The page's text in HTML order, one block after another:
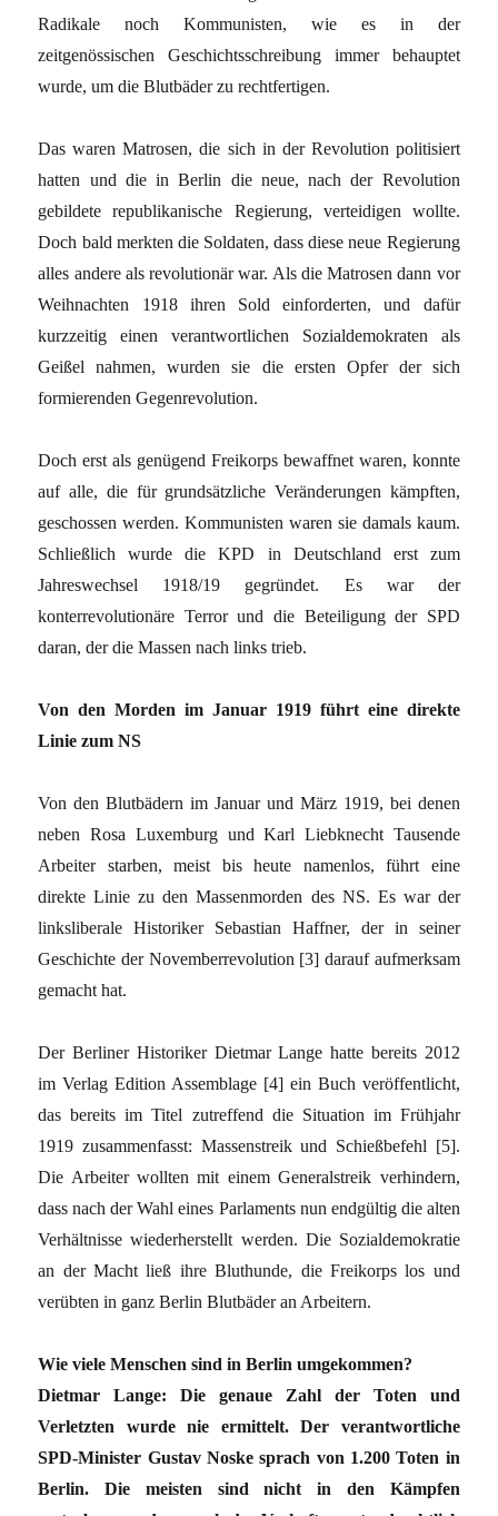
Radikale noch Kommunisten, wie es in der
zeitgenössischen Geschichtsschreibung immer behauptet
wurde, um die Blutbäder zu rechtfertigen.
Das waren Matrosen, die sich in der Revolution politisiert
hatten und die in Berlin die neue, nach der Revolution
gebildete republikanische Regierung, verteidigen wollte.
Doch bald merkten die Soldaten, dass diese neue Regierung
alles andere als revolutionär war. Als die Matrosen dann vor
Weihnachten 1918 ihren Sold einforderten, und dafür
kurzzeitig einen verantwortlichen Sozialdemokraten als
Geißel nahmen, wurden sie die ersten Opfer der sich
formierenden Gegenrevolution.
Doch erst als genügend Freikorps bewaffnet waren, konnte
auf alle, die für grundsätzliche Veränderungen kämpften,
geschossen werden. Kommunisten waren sie damals kaum.
Schließlich wurde die KPD in Deutschland erst zum
Jahreswechsel 1918/19 gegründet. Es war der
konterrevolutionäre Terror und die Beteiligung der SPD
daran, der die Massen nach links trieb.
Von den Morden im Januar 1919 führt eine direkte
Linie zum NS
Von den Blutbädern im Januar und März 1919, bei denen
neben Rosa Luxemburg und Karl Liebknecht Tausende
Arbeiter starben, meist bis heute namenlos, führt eine
direkte Linie zu den Massenmorden des NS. Es war der
linksliberale Historiker Sebastian Haffner, der in seiner
Geschichte der Novemberrevolution [3] darauf aufmerksam
gemacht hat.
Der Berliner Historiker Dietmar Lange hatte bereits 2012
im Verlag Edition Assemblage [4] ein Buch veröffentlicht,
das bereits im Titel zutreffend die Situation im Frühjahr
1919 zusammenfasst: Massenstreik und Schießbefehl [5].
Die Arbeiter wollten mit einem Generalstreik verhindern,
dass nach der Wahl eines Parlaments nun endgültig die alten
Verhältnisse wiederherstellt werden. Die Sozialdemokratie
an der Macht ließ ihre Bluthunde, die Freikorps los und
verübten in ganz Berlin Blutbäder an Arbeitern.
Wie viele Menschen sind in Berlin umgekommen?
Dietmar Lange: Die genaue Zahl der Toten und
Verletzten wurde nie ermittelt. Der verantwortliche
SPD-Minister Gustav Noske sprach von 1.200 Toten in
Berlin. Die meisten sind nicht in den Kämpfen